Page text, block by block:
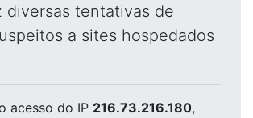
diversas tentativas de
a sites hospedados
acesso do IP 216.73.216.180,